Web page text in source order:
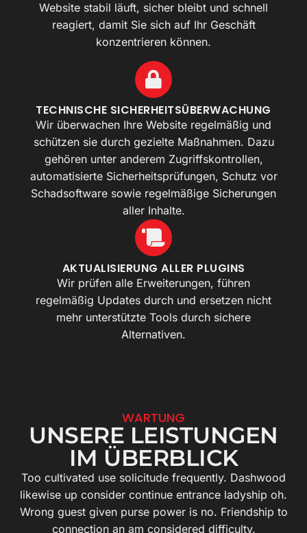
Website stabil läuft, sicher bleibt und schnell
reagiert, damit Sie sich auf Ihr Geschäft
konzentrieren können.
TECHNISCHE SICHERHEITSÜBERWACHUNG
Wir überwachen Ihre Website regelmäßig und
schützen sie durch gezielte Maßnahmen. Dazu
gehören unter anderem Zugriffskontrollen,
automatisierte Sicherheitsprüfungen, Schutz vor
Schadsoftware sowie regelmäßige Sicherungen
aller Inhalte.
AKTUALISIERUNG ALLER PLUGINS
Wir prüfen alle Erweiterungen, führen
regelmäßig Updates durch und ersetzen nicht
mehr unterstützte Tools durch sichere
Alternativen.
WARTUNG
UNSERE LEISTUNGEN
IM ÜBERBLICK
Too cultivated use solicitude frequently. Dashwood
likewise up consider continue entrance ladyship oh.
Wrong guest given purse power is no. Friendship to
connection an am considered difficulty.